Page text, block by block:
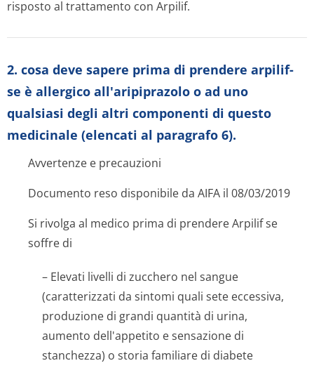
risposto al trattamento con Arpilif.
2. cosa deve sapere prima di prendere arpilif-
se è allergico all'aripiprazolo o ad uno
qualsiasi degli altri componenti di questo
medicinale (elencati al paragrafo 6).
Avvertenze e precauzioni
Documento reso disponibile da AIFA il 08/03/2019
Si rivolga al medico prima di prendere Arpilif se
soffre di
– Elevati livelli di zucchero nel sangue
(caratterizzati da sintomi quali sete eccessiva,
produzione di grandi quantità di urina,
aumento dell'appetito e sensazione di
stanchezza) o storia familiare di diabete